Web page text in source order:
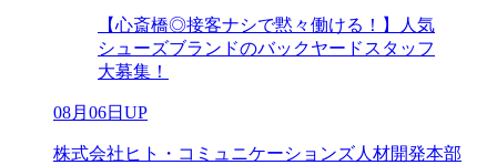
【心斎橋◎接客ナシで黙々働ける！】人気
シューズブランドのバックヤードスタッフ
大募集！
08月06日UP
株式会社ヒト・コミュニケーションズ人材開発本部